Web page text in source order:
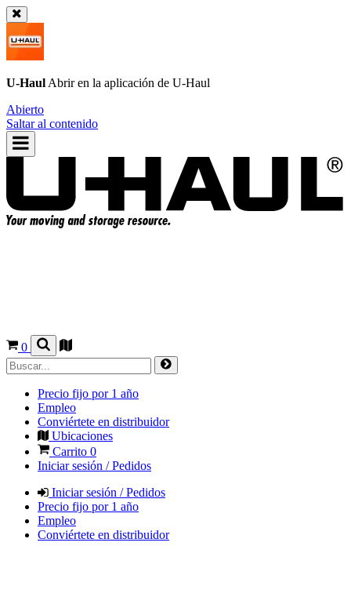
U-Haul Abrir en la aplicación de U-Haul
Abierto
Saltar al contenido
0
Precio fijo por 1 año
Empleo
Conviértete en distribuidor
Ubicaciones
Carrito 0
Iniciar sesión / Pedidos
Iniciar sesión / Pedidos
Precio fijo por 1 año
Empleo
Conviértete en distribuidor